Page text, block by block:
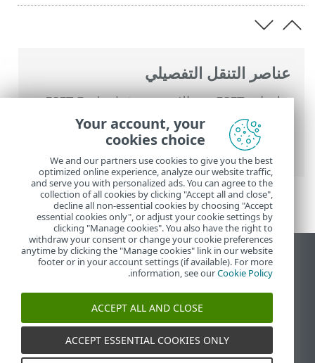
عناصر التنقل التفصيلي
تعليمات ESET عبر الإنترنت >
ESET Endpoint
Security
> الأسئلة الشائعة> كيفية توصيل
ESET Endpoint Security بـ ESET PROTECT
On-Prem
عرض موقع سطح المكتب
End of Life
قاعدة معارف ESET
ESET Status Portal
الدعم الإقليمي
Your account, your
cookies choice
We and our partners use cookies to give you the best
optimized online experience, analyze our website traffic,
and serve you with personalized ads. You can agree to the
collection of all cookies by clicking "Accept all and close",
decline all non-essential cookies by choosing "Accept
essential cookies only", or adjust your cookie settings by
clicking "Manage cookies". You also have the right to
withdraw your consent or change your cookie preferences
anytime by clicking the "Manage cookies" link in our website
footer or in your account settings (if available). For more
information, see ourCookie Policy
.
ACCEPT ALL AND CLOSE
ACCEPT ESSENTIAL COOKIES ONLY